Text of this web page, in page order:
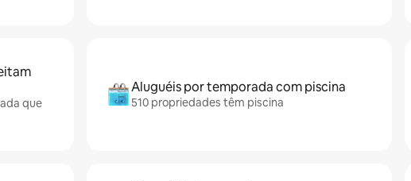
que
Aluguéis por temporada com piscina
510 propriedades têm piscina